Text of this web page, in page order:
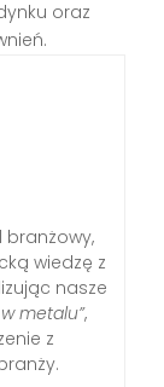
oraz
wiedzę z
nasze
metalu”,
z